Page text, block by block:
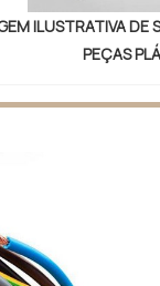
ILUSTRATIVA DE
PEÇAS